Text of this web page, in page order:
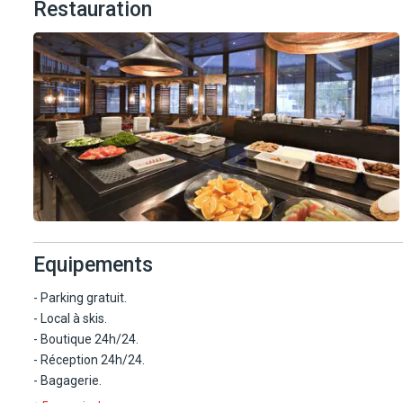
Restauration
Equipements
- Parking gratuit.
- Local à skis.
- Boutique 24h/24.
- Réception 24h/24.
- Bagagerie.